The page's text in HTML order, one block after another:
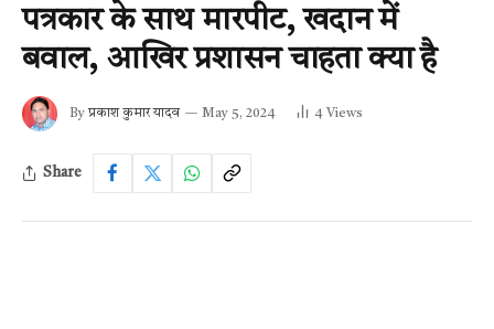
पत्रकार के साथ मारपीट, खदान में
बवाल, आखिर प्रशासन चाहता क्या है
By प्रकाश कुमार यादव May 5, 2024 4 Views
Share